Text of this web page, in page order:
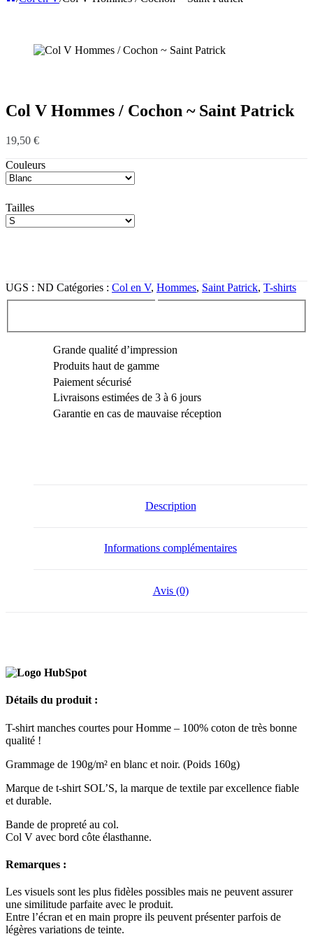
Col V Hommes / Cochon ~ Saint Patrick
19,50 €
Couleurs
Tailles
UGS : ND Catégories : Col en V, Hommes, Saint Patrick, T-shirts
Grande qualité d’impression
Produits haut de gamme
Paiement sécurisé
Livraisons estimées de 3 à 6 jours
Garantie en cas de mauvaise réception
Description
Informations complémentaires
Avis (0)
Détails du produit :
T-shirt manches courtes pour Homme – 100% coton de très bonne
qualité !
Grammage de 190g/m² en blanc et noir. (Poids 160g)
Marque de t-shirt SOL’S, la marque de textile par excellence fiable
et durable.
Bande de propreté au col.
Col V avec bord côte élasthanne.
Remarques :
Les visuels sont les plus fidèles possibles mais ne peuvent assurer
une similitude parfaite avec le produit.
Entre l’écran et en main propre ils peuvent présenter parfois de
légères variations de teinte.